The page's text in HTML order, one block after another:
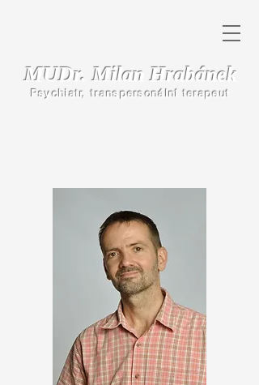
MUDr. Milan Hrabánek
Psychiatr, transpersonální terapeut